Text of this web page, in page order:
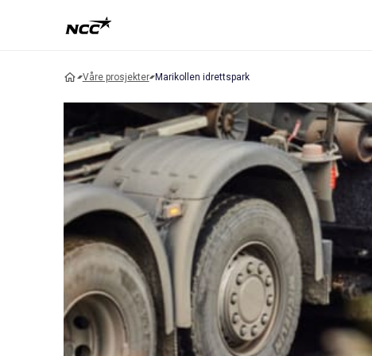
Våre prosjekter Marikollen idrettspark